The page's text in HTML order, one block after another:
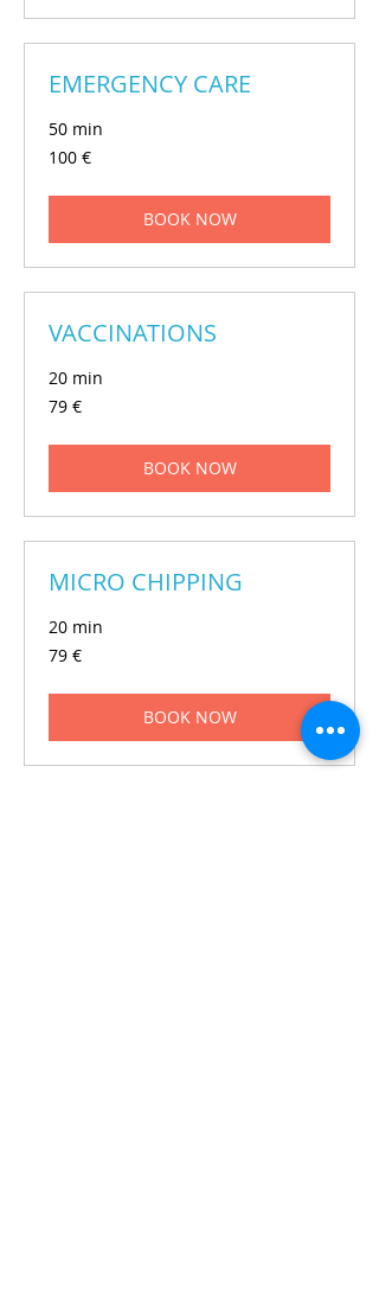
EMERGENCY CARE
50 min
100
eur
100 €
BOOK NOW
VACCINATIONS
20 min
79
eur
79 €
BOOK NOW
MICRO CHIPPING
20 min
79
eur
79 €
BOOK NOW